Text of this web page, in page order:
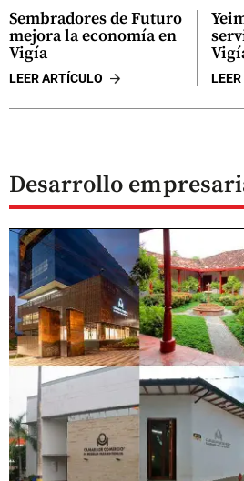
Sembradores de Futuro
mejora la economía en
Vigía
LEER ARTÍCULO
Desarrollo